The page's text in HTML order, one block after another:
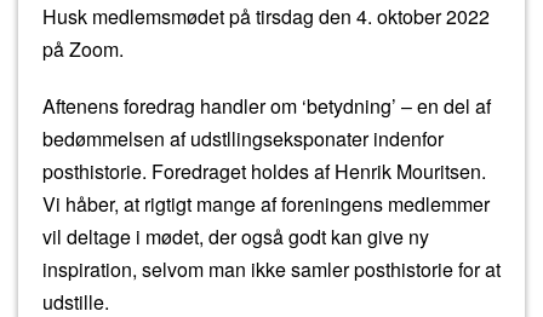
c
e
b
o
o
k
Husk medlemsmødet på tirsdag den 4. oktober 2022
på Zoom.
Aftenens foredrag handler om ‘betydning’ – en del af
bedømmelsen af udstllingseksponater indenfor
posthistorie. Foredraget holdes af Henrik Mouritsen.
Vi håber, at rigtigt mange af foreningens medlemmer
vil deltage i mødet, der også godt kan give ny
inspiration, selvom man ikke samler posthistorie for at
udstille.